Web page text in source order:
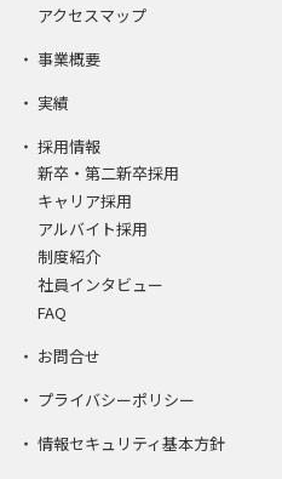
アクセスマップ
事業概要
実績
採用情報
新卒・第二新卒採用
キャリア採用
アルバイト採用
制度紹介
社員インタビュー
FAQ
お問合せ
プライバシーポリシー
情報セキュリティ基本方針